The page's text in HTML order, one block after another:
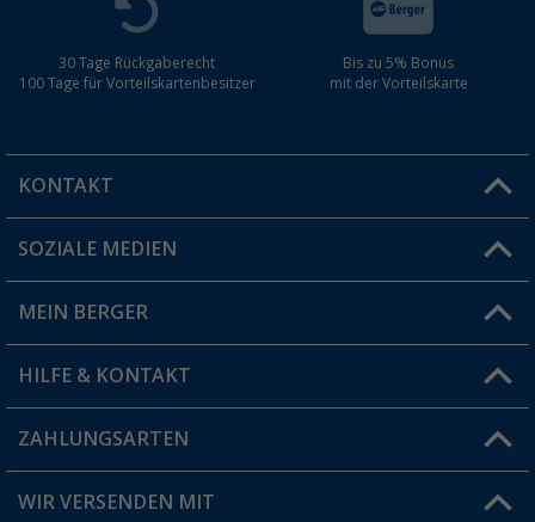
30 Tage Rückgaberecht
100 Tage für Vorteilskartenbesitzer
Bis zu 5% Bonus
mit der Vorteilskarte
KONTAKT
Du hast eine Frage?
Filiale finden
SOZIALE MEDIEN
MEIN BERGER
Vorteilskarte
Blog
HILFE & KONTAKT
FAQ & Kontakt
Versandinformationen
ZAHLUNGSARTEN
WIR VERSENDEN MIT